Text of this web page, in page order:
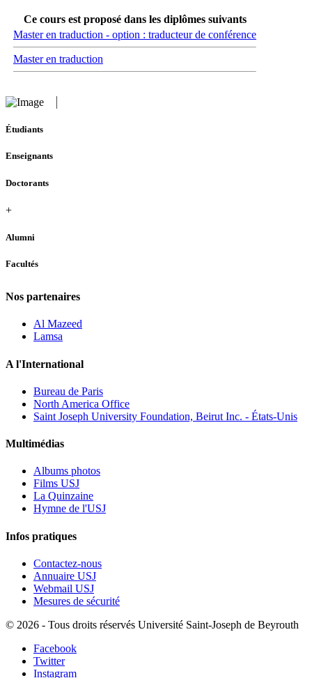
Ce cours est proposé dans les diplômes suivants
Master en traduction - option : traducteur de conférence
Master en traduction
Étudiants
Enseignants
Doctorants
+
Alumni
Facultés
Nos partenaires
Al Mazeed
Lamsa
A l'International
Bureau de Paris
North America Office
Saint Joseph University Foundation, Beirut Inc. - États-Unis
Multimédias
Albums photos
Films USJ
La Quinzaine
Hymne de l'USJ
Infos pratiques
Contactez-nous
Annuaire USJ
Webmail USJ
Mesures de sécurité
© 2026 - Tous droits réservés Université Saint-Joseph de Beyrouth
Facebook
Twitter
Instagram